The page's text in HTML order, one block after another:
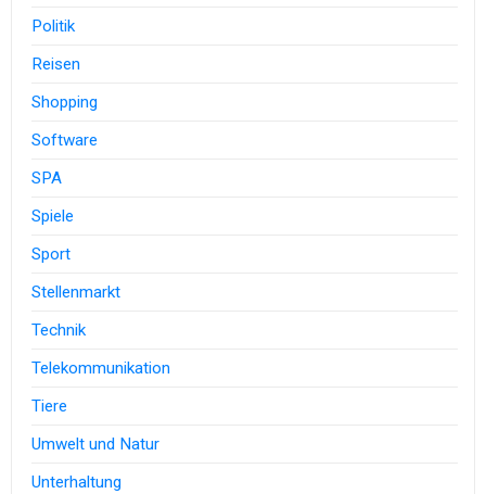
Politik
Reisen
Shopping
Software
SPA
Spiele
Sport
Stellenmarkt
Technik
Telekommunikation
Tiere
Umwelt und Natur
Unterhaltung